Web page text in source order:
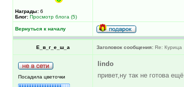
Награды: 6
Блог: Просмотр блога (5)
Вернуться к началу
Е_в_г_е_ш_а Заголовок сообщения: Re: Курица
Посадила цветочки
lindo
привет,ну так не готова ещё